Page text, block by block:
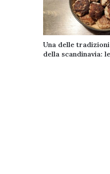
Una delle
della scandinavia: